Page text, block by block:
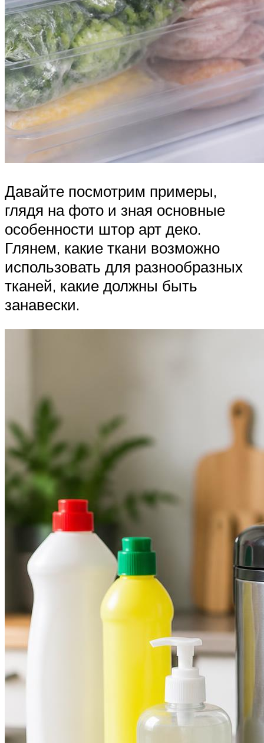
Давайте посмотрим примеры,
глядя на фото и зная основные
особенности штор арт деко.
Глянем, какие ткани возможно
использовать для разнообразных
тканей, какие должны быть
занавески.